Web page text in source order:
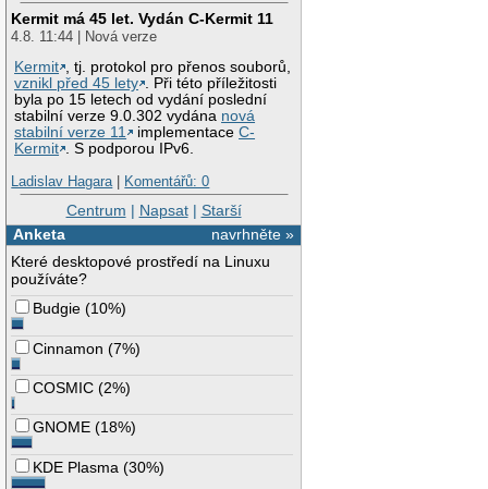
Kermit má 45 let. Vydán C-Kermit 11
4.8. 11:44 | Nová verze
Kermit , tj. protokol pro přenos souborů,
vznikl před 45 lety . Při této příležitosti
byla po 15 letech od vydání poslední
stabilní verze 9.0.302 vydána nová
stabilní verze 11
implementaceC-
Kermit . S podporou IPv6.
Ladislav Hagara| Komentářů: 0
Centrum | Napsat| Starší
navrhněte »
Anketa
Které desktopové prostředí na Linuxu
používáte?
Budgie (10%)
Cinnamon (7%)
COSMIC (2%)
GNOME (18%)
KDE Plasma (30%)